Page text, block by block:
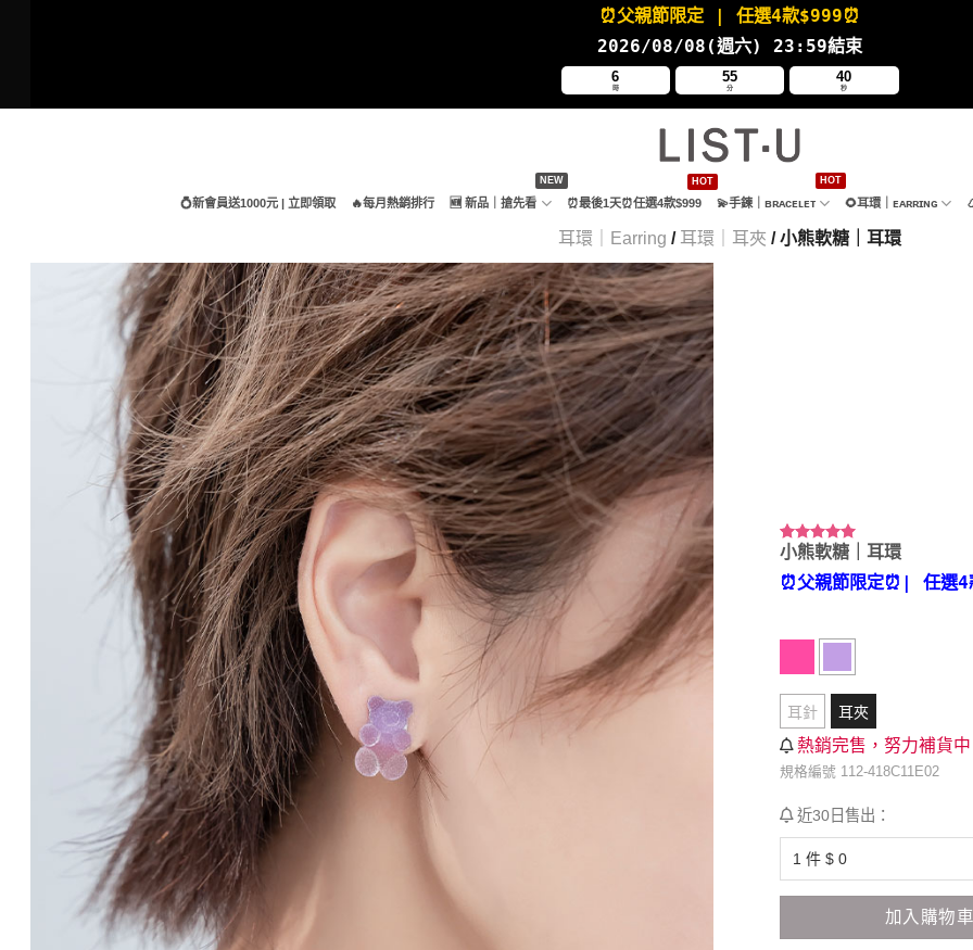
⏰父親節限定 | 任選4款$999⏰
2026/08/08(週六) 23:59結束
6
時
55
分
38
秒
💍新會員送1000元 | 立即領取 🔥每月熱銷排行 🆕 新品｜搶先看 ⏰最後1天⏰任選4款$999 💫手鍊｜ʙʀᴀᴄᴇʟᴇᴛ 🌻耳環｜ᴇᴀʀʀɪɴɢ
耳環｜Earring / 耳環｜耳夾 / 小熊軟糖｜耳環
評分4.93
/ 5，已有
92
位顧客進
小熊軟糖｜耳環
⏰父親節限定⏰ | 任選4
耳針 耳夾
熱銷完售，努力補貨
規格編號 112-418C11E02
近30日售出：
加入購物車